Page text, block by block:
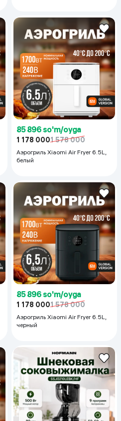
85 896 so'm/oyga
1 178 0001 578 000
Аэрогриль Xiaomi Air Fryer 6.5L,
белый
85 896 so'm/oyga
1 178 0001 578 000
Аэрогриль Xiaomi Air Fryer 6.5L,
черный